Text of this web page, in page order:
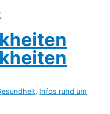
, Infos rund um